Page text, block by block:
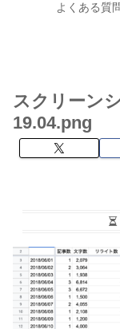
よくある質
スクリーン
19.04.png